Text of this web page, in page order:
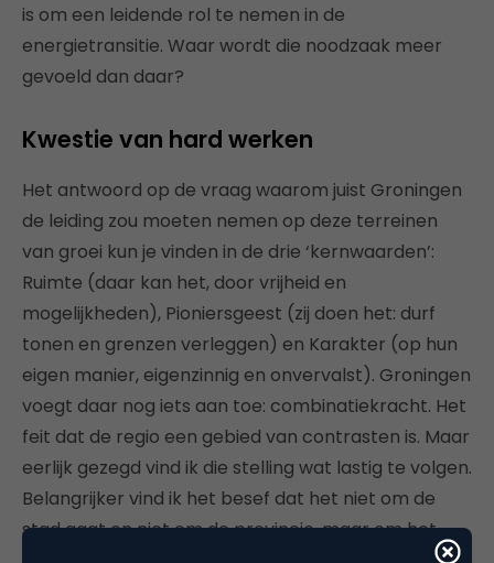
is om een leidende rol te nemen in de
energietransitie. Waar wordt die noodzaak meer
gevoeld dan daar?
Kwestie van hard werken
Het antwoord op de vraag waarom juist Groningen
de leiding zou moeten nemen op deze terreinen
van groei kun je vinden in de drie ‘kernwaarden’:
Ruimte (daar kan het, door vrijheid en
mogelijkheden), Pioniersgeest (zij doen het: durf
tonen en grenzen verleggen) en Karakter (op hun
eigen manier, eigenzinnig en onvervalst). Groningen
voegt daar nog iets aan toe: combinatiekracht. Het
feit dat de regio een gebied van contrasten is. Maar
eerlijk gezegd vind ik die stelling wat lastig te volgen.
Belangrijker vind ik het besef dat het niet om de
stad gaat en niet om de provincie, maar om het